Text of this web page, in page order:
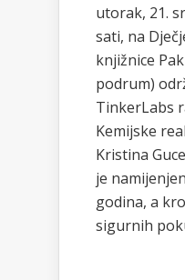
utorak, 21.
sati, na
knjižnice
podrum)
TinkerLabs
Kemijske
Kristina
je
godina, a
sigurnih